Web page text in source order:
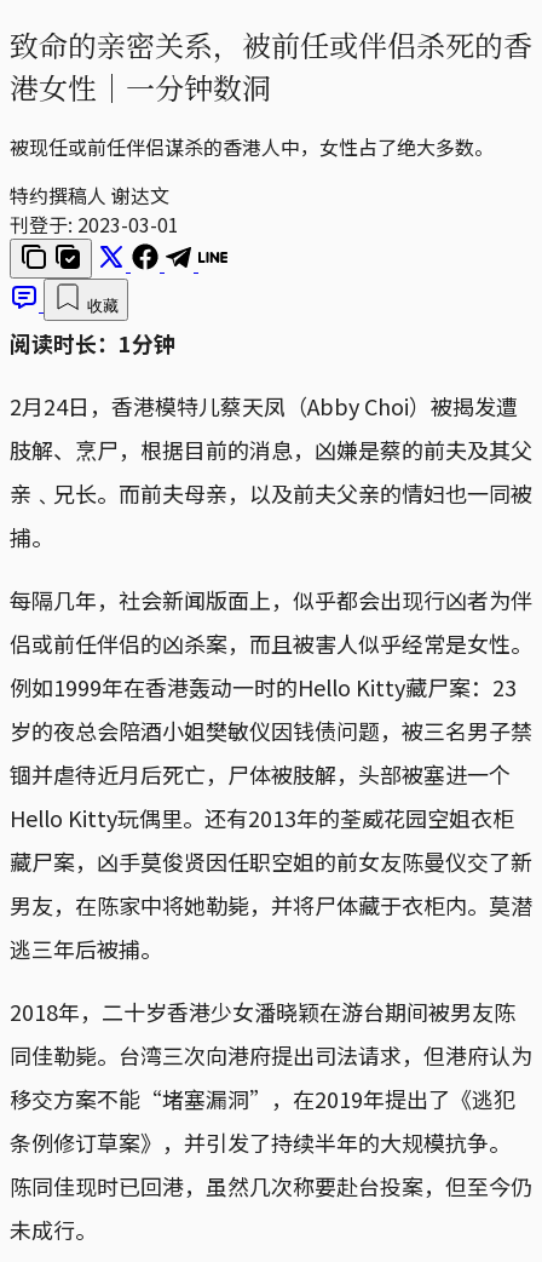
致命的亲密关系，被前任或伴侣杀死的香
港女性｜一分钟数洞
被现任或前任伴侣谋杀的香港人中，女性占了绝大多数。
特约撰稿人 谢达文
刊登于: 2023-03-01
收藏
阅读时长：1分钟
2月24日，香港模特儿蔡天凤（Abby Choi）被揭发遭
肢解、烹尸，根据目前的消息，凶嫌是蔡的前夫及其父
亲﹑兄长。而前夫母亲，以及前夫父亲的情妇也一同被
捕。
每隔几年，社会新闻版面上，似乎都会出现行凶者为伴
侣或前任伴侣的凶杀案，而且被害人似乎经常是女性。
例如1999年在香港轰动一时的Hello Kitty藏尸案：23
岁的夜总会陪酒小姐樊敏仪因钱债问题，被三名男子禁
锢并虐待近月后死亡，尸体被肢解，头部被塞进一个
Hello Kitty玩偶里。还有2013年的荃威花园空姐衣柜
藏尸案，凶手莫俊贤因任职空姐的前女友陈曼仪交了新
男友，在陈家中将她勒毙，并将尸体藏于衣柜内。莫潜
逃三年后被捕。
2018年，二十岁香港少女潘晓颖在游台期间被男友陈
同佳勒毙。台湾三次向港府提出司法请求，但港府认为
移交方案不能“堵塞漏洞”，在2019年提出了《逃犯
条例修订草案》，并引发了持续半年的大规模抗争。
陈同佳现时已回港，虽然几次称要赴台投案，但至今仍
未成行。